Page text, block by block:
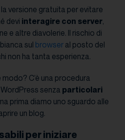
versione gratuita per evitare
devi interagire con server,
e altre diavolerie. Il rischio di
sul browser al posto del
non ha tanta esperienza.
C’è una procedura
senza particolari
prima diamo uno sguardo alle
un blog.
per iniziare